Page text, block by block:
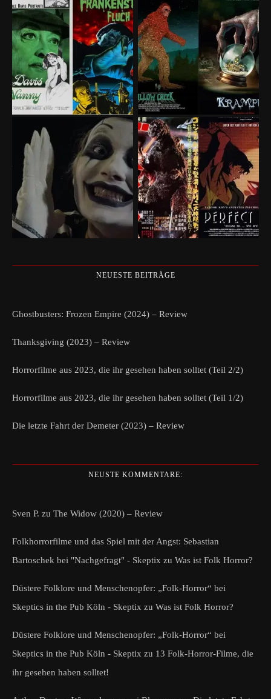
NEUESTE BEITRÄGE
Ghostbusters: Frozen Empire (2024) – Review
Thanksgiving (2023) – Review
Horrorfilme aus 2023, die ihr gesehen haben solltet (Teil 2/2)
Horrorfilme aus 2023, die ihr gesehen haben solltet (Teil 1/2)
Die letzte Fahrt der Demeter (2023) – Review
NEUSTE KOMMENTARE:
Sven P. zu The Widow (2020) – Review
Folkhorrorfilme und das Spiel mit der Angst: Sebastian
Bartoschek bei "Nachgefragt" - Skeptix zu Was ist Folk Horror?
Düstere Folklore und Menschenopfer: „Folk-Horror“ bei
Skeptics in the Pub Köln - Skeptix zu Was ist Folk Horror?
Düstere Folklore und Menschenopfer: „Folk-Horror“ bei
Skeptics in the Pub Köln - Skeptix zu 13 Folk-Horror-Filme, die
ihr gesehen haben solltet!